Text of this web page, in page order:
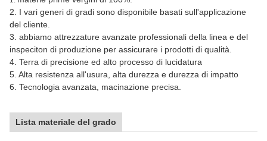
2. I vari generi di gradi sono disponibile basati sull'applicazione
del cliente.
3. abbiamo attrezzature avanzate professionali della linea e del
inspeciton di produzione per assicurare i prodotti di qualità.
4. Terra di precisione ed alto processo di lucidatura
5. Alta resistenza all'usura, alta durezza e durezza di impatto
6. Tecnologia avanzata, macinazione precisa.
Lista materiale del grado